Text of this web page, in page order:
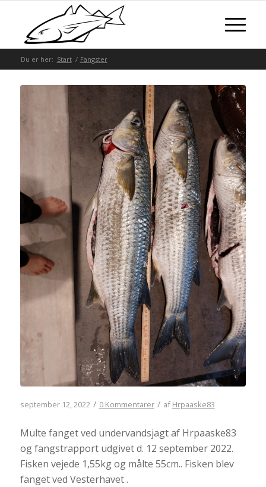
Du er her: Start / Fangster
september 12, 2022 / 0 Kommentarer / afHrpaaske83
Multe fanget ved undervandsjagt af Hrpaaske83
og fangstrapport udgivet d. 12 september 2022.
Fisken vejede 1,55kg og målte 55cm.. Fisken blev
fanget ved Vesterhavet .